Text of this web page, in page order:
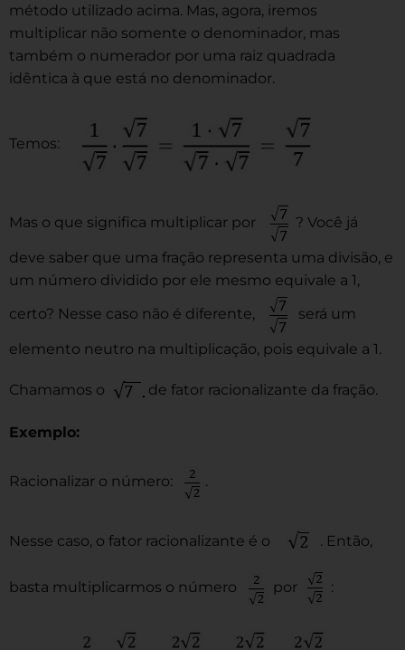
método utilizado acima. Mas, agora, iremos
multiplicar não somente o denominador, mas
também o numerador por uma raiz quadrada
idêntica à que está no denominador.
Temos:
Mas o que significa multiplicar por ? Você já
deve saber que uma fração representa uma divisão, e
um número dividido por ele mesmo equivale a 1,
certo? Nesse caso não é diferente,
será um
elemento neutro na multiplicação, pois equivale a 1.
Chamamos o de fator racionalizante da fração.
Exemplo:
Racionalizar o número: .
Nesse caso, o fator racionalizante é o . Então,
basta multiplicarmos o número por :